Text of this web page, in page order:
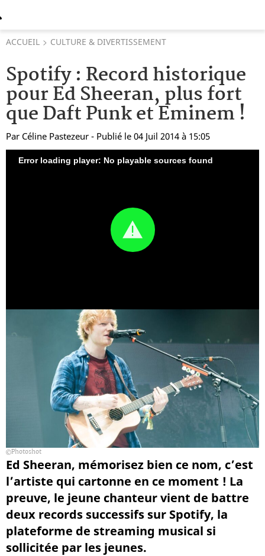
ACCUEIL CULTURE & DIVERTISSEMENT
Spotify : Record historique
pour Ed Sheeran, plus fort
que Daft Punk et Eminem !
Par Céline Pastezeur - Publié le 04 Juil 2014 à 15:05
Error loading player: No playable sources found
Photoshot
Ed Sheeran, mémorisez bien ce nom, c’est
l’artiste qui cartonne en ce moment ! La
preuve, le jeune chanteur vient de battre
deux records successifs sur Spotify, la
plateforme de streaming musical si
sollicitée par les jeunes.